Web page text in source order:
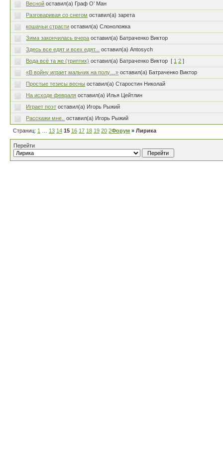
Весной оставил(а) Граф О’ Ман
Разговаривая со снегом оставил(а) зарета
кошачьи страсти оставил(а) Слоноложка
Зима закончилась вчера оставил(а) Батраченко Виктор
Здесь все едят и всех едят...
оставил(а) Antosych
Вода всё та же (триптих) оставил(а) Батраченко Виктор [ 1 2 ]
«В войну играет мальчик на полу…» оставил(а) Батраченко Виктор
Простые тезисы весны оставил(а) Старостин Николай
На исходе февраля оставил(а) Илья Цейтлин
Играет поэт оставил(а) Игорь Рыжий
Расскажи мне..
оставил(а) Игорь Рыжий
Страниц: 1 13 14 15 16 17 18 19 20 21…80
Форум » Лирика
Перейти